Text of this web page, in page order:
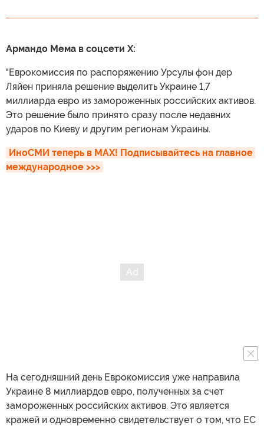
Армандо Мема в соцсети X:
"Еврокомиссия по распоряжению Урсулы фон дер
Ляйен приняла решение выделить Украине 1,7
миллиарда евро из замороженных российских активов.
Это решение было принято сразу после недавних
ударов по Киеву и другим регионам Украины.
ИноСМИ теперь в MAX! Подписывайтесь на главное
международное >>>
На сегодняшний день Еврокомиссия уже направила
Украине 8 миллиардов евро, полученных за счет
замороженных российских активов. Это является
кражей и одновременно свидетельствует о том, что ЕС